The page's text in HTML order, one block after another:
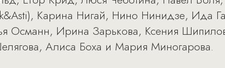
Карина Нигай, Нино Нинидзе, Ида
Османн, Ирина Зарькова, Ксения
Алиса Боха и Мария Миногарова.